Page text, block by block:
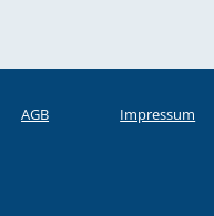
AGB Impressum